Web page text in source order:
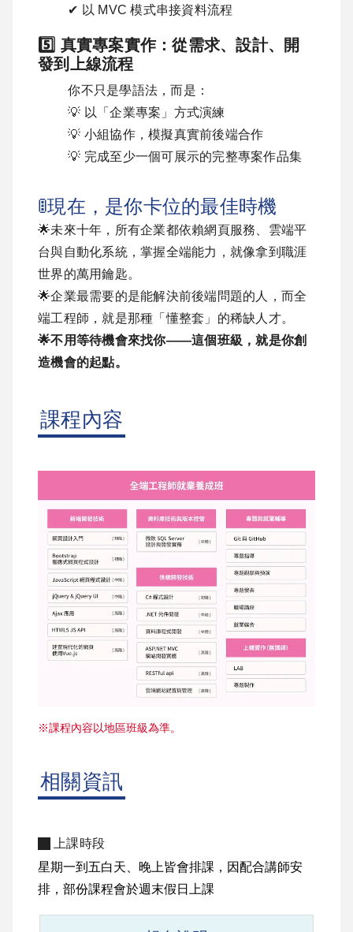
✔ 以 MVC 模式串接資料流程
5️⃣ 真實專案實作：從需求、設計、開
發到上線流程
你不只是學語法，而是：
💡 以「企業專案」方式演練
💡 小組協作，模擬真實前後端合作
💡 完成至少一個可展示的完整專案作品集
🚦現在，是你卡位的最佳時機
🌟未來十年，所有企業都依賴網頁服務、雲端平
台與自動化系統，掌握全端能力，就像拿到職涯
世界的萬用鑰匙。
🌟企業最需要的是能解決前後端問題的人，而全
端工程師，就是那種「懂整套」的稀缺人才。
🌟不用等待機會來找你——這個班級，就是你創
造機會的起點。
課程內容
※課程內容以地區班級為準。
相關資訊
上課時段
星期一到五白天、晚上皆會排課，因配合講師安
排，部份課程會於週末假日上課